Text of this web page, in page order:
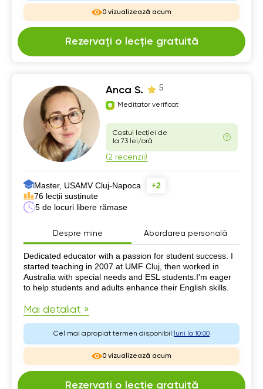
0 vizualizează acum
Rezervați o lecție gratuită
Anca S. 5
Meditator verificat
Costul lecției de
la 73 lei/oră
(2 recenzii)
Master, USAMV Cluj-Napoca
+2
76 lecții susținute
5 de locuri libere rămase
Despre mine Abordarea personală
Despre mine
Dedicated educator with a passion for student success. I
started teaching in 2007 at UMF Cluj, then worked in
Australia with special needs and ESL students.I'm eager
to help students and adults enhance their English skills.
Mai detaliat »
Cel mai apropiat termen disponibil: luni la 10:00
0 vizualizează acum
Rezervați o lecție gratuită